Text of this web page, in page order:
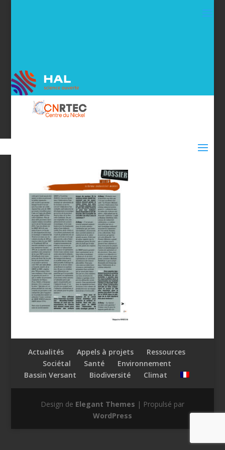
Actualités Appels à projets
Ressources
Sociétal
Santé
Environnement
Bassin Versant
Biodiversité Climat
Design de Elegant Themes | Propulsé par
WordPress